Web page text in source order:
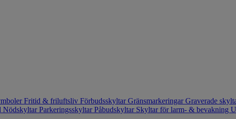
Fritid & friluftsliv FörbudsskyltarGränsmarkeringarGraverade
NödskyltarParkeringsskyltarPåbudskyltar Skyltar för larm- & bevakning